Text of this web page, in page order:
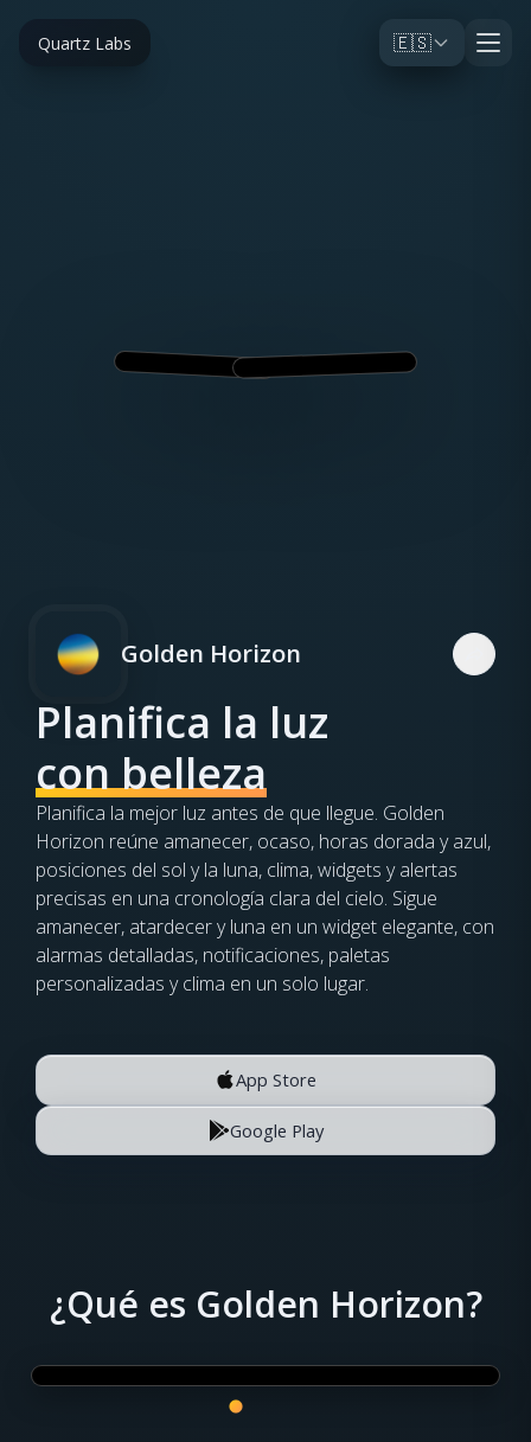
Quartz Labs 🇪🇸
Golden Horizon
Planifica la luz
con belleza
Planifica la mejor luz antes de que llegue. Golden
Horizon reúne amanecer, ocaso, horas dorada y azul,
posiciones del sol y la luna, clima, widgets y alertas
precisas en una cronología clara del cielo. Sigue
amanecer, atardecer y luna en un widget elegante, con
alarmas detalladas, notificaciones, paletas
personalizadas y clima en un solo lugar.
App Store
Google Play
¿Qué es Golden Horizon?